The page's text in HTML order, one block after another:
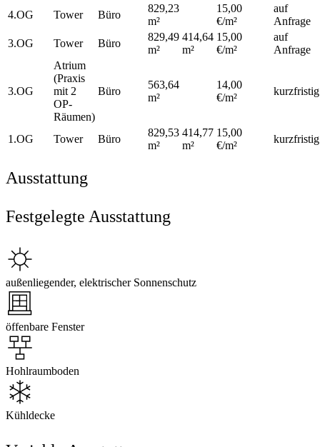
4.OG Tower Büro
829,23
m²
15,00
€/m²
auf
Anfrage
3.OG
Tower Büro
829,49
m²
414,64
m²
15,00
€/m²
auf
Anfrage
3.OG
Atrium
(Praxis
mit 2
OP-
Räumen)
Büro
563,64
m²
14,00
€/m²
kurzfristig
1.OG Tower Büro
829,53
m²
414,77
m²
15,00
€/m²
kurzfristig
Ausstattung
Festgelegte Ausstattung
außenliegender, elektrischer Sonnenschutz
öffenbare Fenster
Hohlraumboden
Kühldecke